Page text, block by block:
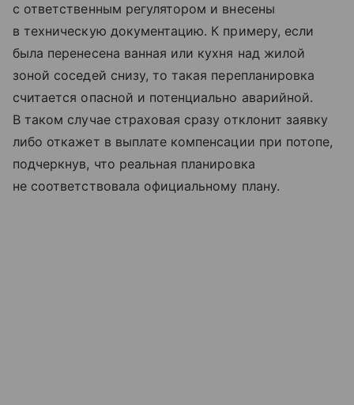
с ответственным регулятором и внесены
в техническую документацию. К примеру, если
была перенесена ванная или кухня над жилой
зоной соседей снизу, то такая перепланировка
считается опасной и потенциально аварийной.
В таком случае страховая сразу отклонит заявку
либо откажет в выплате компенсации при потопе,
подчеркнув, что реальная планировка
не соответствовала официальному плану.